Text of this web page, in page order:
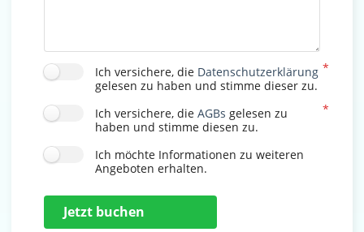
Ich versichere, die Datenschutzerklärung
gelesen zu haben und stimme dieser zu.
Ich versichere, die AGBs gelesen zu
haben und stimme diesen zu.
Ich möchte Informationen zu weiteren
Angeboten erhalten.
Jetzt buchen